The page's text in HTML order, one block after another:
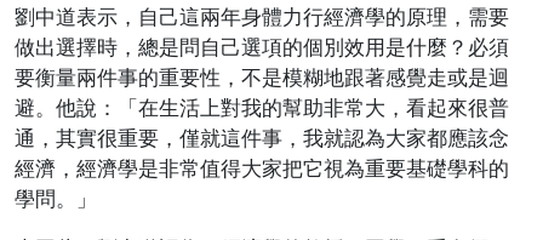
劉中道表示，自己這兩年身體力行經濟學的原理，需要
做出選擇時，總是問自己選項的個別效用是什麼？必須
要衡量兩件事的重要性，不是模糊地跟著感覺走或是迴
避。他說：「在生活上對我的幫助非常大，看起來很普
通，其實很重要，僅就這件事，我就認為大家都應該念
經濟，經濟學是非常值得大家把它視為重要基礎學科的
學問。」